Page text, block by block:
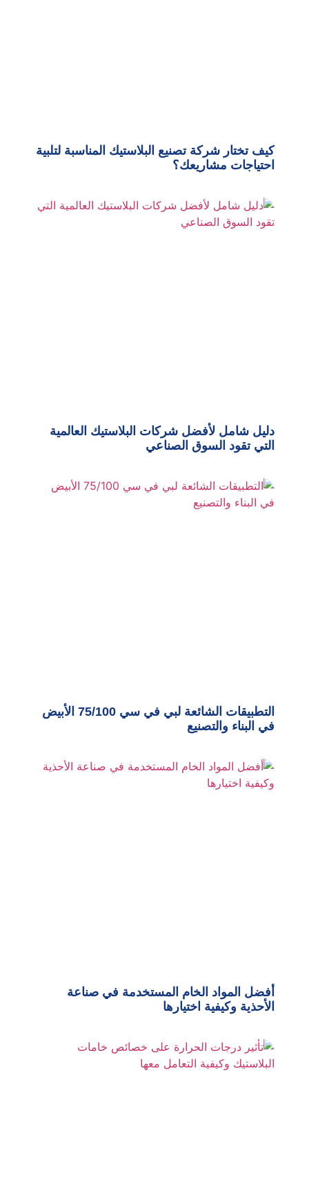
كيف تختار شركة تصنيع البلاستيك المناسبة لتلبية
احتياجات مشاريعك؟
دليل شامل لأفضل شركات البلاستيك العالمية
التي تقود السوق الصناعي
التطبيقات الشائعة لبي في سي 75/100 الأبيض
في البناء والتصنيع
أفضل المواد الخام المستخدمة في صناعة
الأحذية وكيفية اختيارها